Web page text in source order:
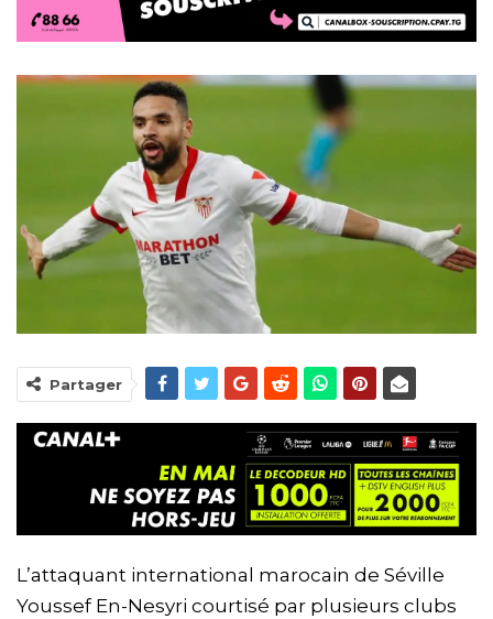
Partager
L’attaquant international marocain de Séville
Youssef En-Nesyri courtisé par plusieurs clubs